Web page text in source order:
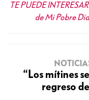
TE PUEDE
de Mi Pobre
“Los mítines
regreso